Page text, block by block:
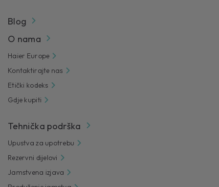
Blog
O nama
Haier Europe
Kontaktirajte nas
Etički kodeks
Gdje kupiti
Tehnička podrška
Upustva za upotrebu
Rezervni dijelovi
Jamstvena izjava